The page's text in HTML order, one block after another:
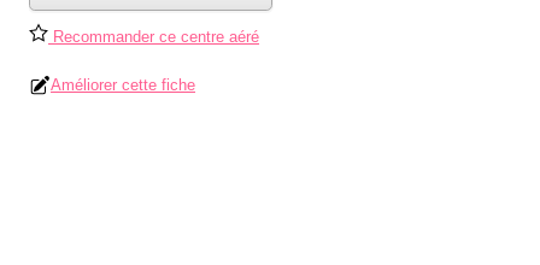
Recommander ce centre aéré
Améliorer cette fiche